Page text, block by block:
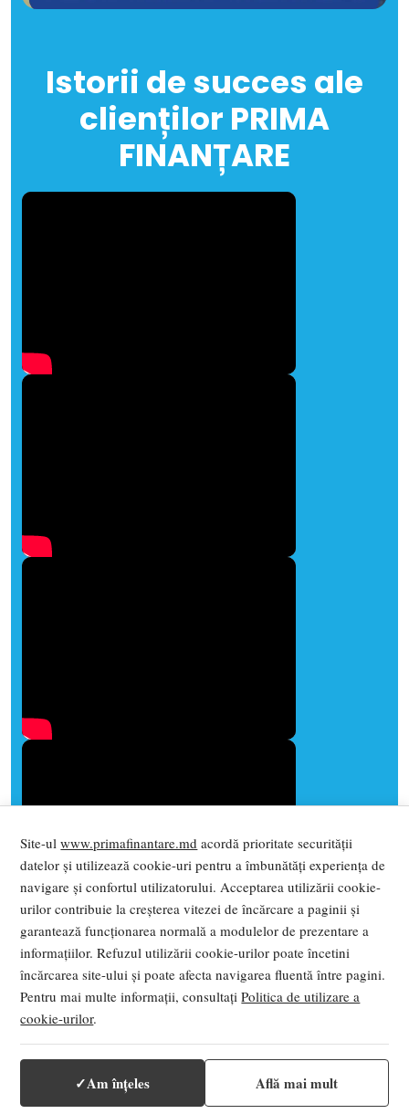
Istorii de succes ale
clienților PRIMA
FINANȚARE
© 2026 PRIMA FINANȚARE. Toate drepturile
rezervate
Termeni și condiții
Politica de Confidentialitate
Site-ulwww.primafinantare.md acordă prioritate securității
datelor și utilizează cookie-uri pentru a îmbunătăți experiența de
navigare și confortul utilizatorului. Acceptarea utilizării cookie-
urilor contribuie la creșterea vitezei de încărcare a paginii și
garantează funcționarea normală a modulelor de prezentare a
informațiilor. Refuzul utilizării cookie-urilor poate încetini
încărcarea site-ului și poate afecta navigarea fluentă între pagini.
Pentru mai multe informații, consultațiPolitica de utilizare a
cookie-urilor.
✓Am înțeles Află mai mult